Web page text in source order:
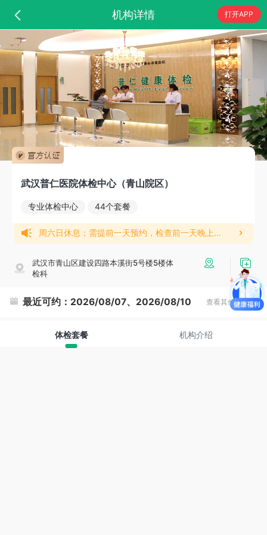
机构详情 打开APP
武汉普仁医院体检中心（青山院区）
专业体检中心 44个套餐
周六日休息；需提前一天预约，检查前一天晚上八点以后开始禁食禁水；做无痛胃镜套餐需要提前一天去医院领取泻药！体检当天请您直接到门诊体检中心6楼体检！n体检报告出具时间：健康检7个工作日左右（可关注武汉普仁健康管理中心公众号查询电子报告），入职检1-2个工作日（无电子报告，入职体检必须携带一张证件照），所有周五检查结果只能等到下周工作日才能出具，可支持自行下单运费到付邮寄！
武汉市青山区建设四路本溪街5号楼5楼体
检科
复
制
最近可约： 2026/08/07、2026/08/10 查看其他时间
体检套餐 机构介绍